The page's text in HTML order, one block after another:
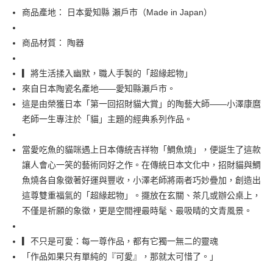
台新國際商業銀行
中國信託商業銀行
Google Pay
全家取貨付款
每筆NT$65，滿NT$999(含以上)免運費
付款後全家取貨
7-11取貨付款
每筆NT$65，滿NT$999(含以上)免運費
付款後7-11取貨
宅配
每筆NT$100，滿NT$999(含以上)免運費
商品產地： 日本愛知縣 瀨戶市（Made in Japan）
商品材質： 陶器
▎將生活揉入幽默，職人手製的「超緣起物」
來自日本陶瓷名產地——愛知縣瀨戶市。
這是由榮獲日本「第一回招財貓大賞」的陶藝大師——小澤康麿
老師一生專注於「貓」主題的經典系列作品。
當愛吃魚的貓咪遇上日本傳統吉祥物「鯛魚燒」，便誕生了這款
讓人會心一笑的藝術同好之作。在傳統日本文化中，招財貓與鯛
魚燒各自象徵著好運與豐收，小澤老師將兩者巧妙疊加，創造出
這尊雙重福氣的「超緣起物」。擺放在玄關、茶几或辦公桌上，
不僅是祈願的象徵，更是空間裡最時髦、最吸睛的文青風景。
▎不只是可愛：每一尊作品，都有它獨一無二的靈魂
「作品如果只有單純的『可愛』，那就太可惜了。」